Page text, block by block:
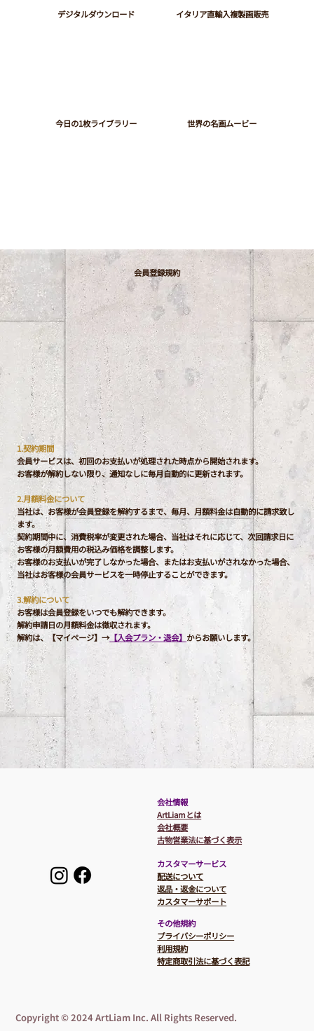
デジタルダウンロード イタリア直輸入複製画販売
今日の1枚ライブラリー 世界の名画ムービー
会員登録規約
1.契約期間
会員サービスは、初回のお支払いが処理された時点から開始されます。
お客様が解約しない限り、通知なしに毎月自動的に更新されます。
​2.月額料金について
当社は、お客様が会員登録を解約するまで、毎月、月額料金は自動的に請求致し
ます。
契約期間中に、消費税率が変更された場合、当社はそれに応じて、次回請求日に
お客様の月額費用の税込み価格を調整します。
​お客様のお支払いが完了しなかった場合、またはお支払いがされなかった場合、
当社はお客様の会員サービスを一時停止することができます。
3.解約について
お客様は会員登録をいつでも解約できます。
解約申請日の月額料金は徴収されます。
​解約は、【マイページ】→【入会プラン・退会】 からお願いします。
​会社情報
ArtLiamとは
会社概要
​​古物営業法に基づく表示
カスタマーサービス
​配送について
返品・返金について
カスタマーサポート
その他規約
プライバシーポリシー
利用規約
特定商取引法に基づく表記
Copyright © 2024 ArtLiam Inc. All Rights Reserved.